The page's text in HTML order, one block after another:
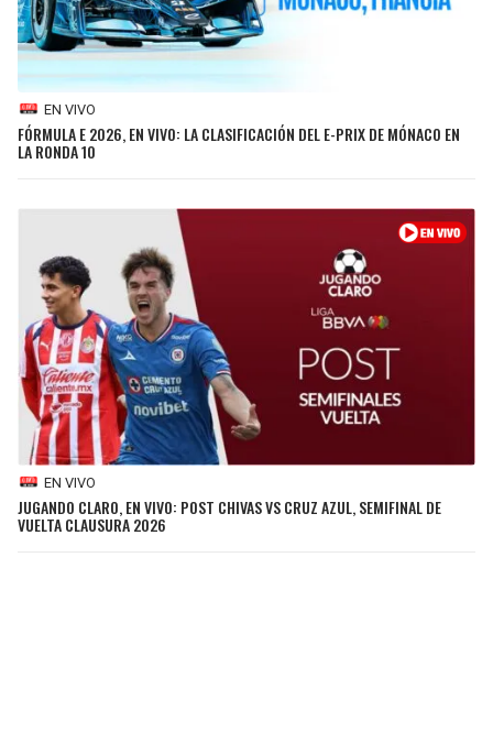
EN VIVO
FÓRMULA E 2026, EN VIVO: LA CLASIFICACIÓN DEL E-PRIX DE MÓNACO EN
LA RONDA 10
EN VIVO
JUGANDO CLARO, EN VIVO: POST CHIVAS VS CRUZ AZUL, SEMIFINAL DE
VUELTA CLAUSURA 2026